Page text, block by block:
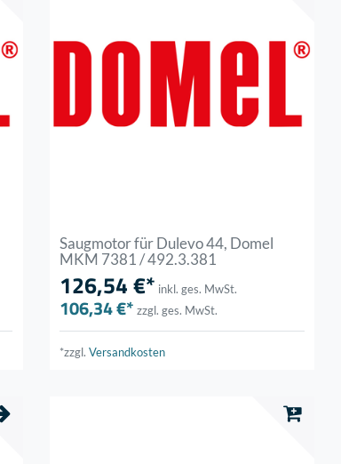
Saugmotor für Dulevo 44, Domel
MKM 7381 / 492.3.381
126,54 €* inkl. ges. MwSt.
106,34 €* zzgl. ges. MwSt.
*zzgl. Versandkosten